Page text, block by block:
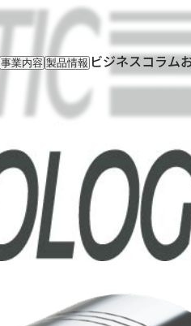
事業内容
輸出事業
フロンティア事業
IoT開発事業
製品情報
KETTEi
IKUSEi
ビジネスコラム